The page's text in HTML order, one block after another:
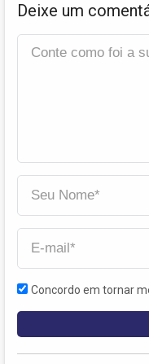
Deixe um
Concordo em tornar